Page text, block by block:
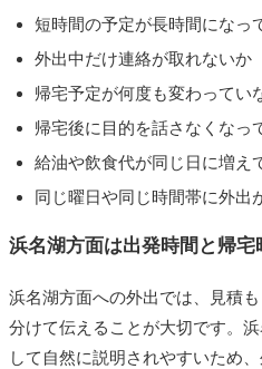
短時間の予定が長時間になっ
外出中だけ連絡が取れないか
帰宅予定が何度も変わってい
帰宅後に目的を話さなくなっ
給油や飲食代が同じ日に増え
同じ曜日や同じ時間帯に外出
浜名湖方面は出発時間と帰宅
浜名湖方面への外出では、見積
分けて伝えることが大切です。
して自然に説明されやすいため